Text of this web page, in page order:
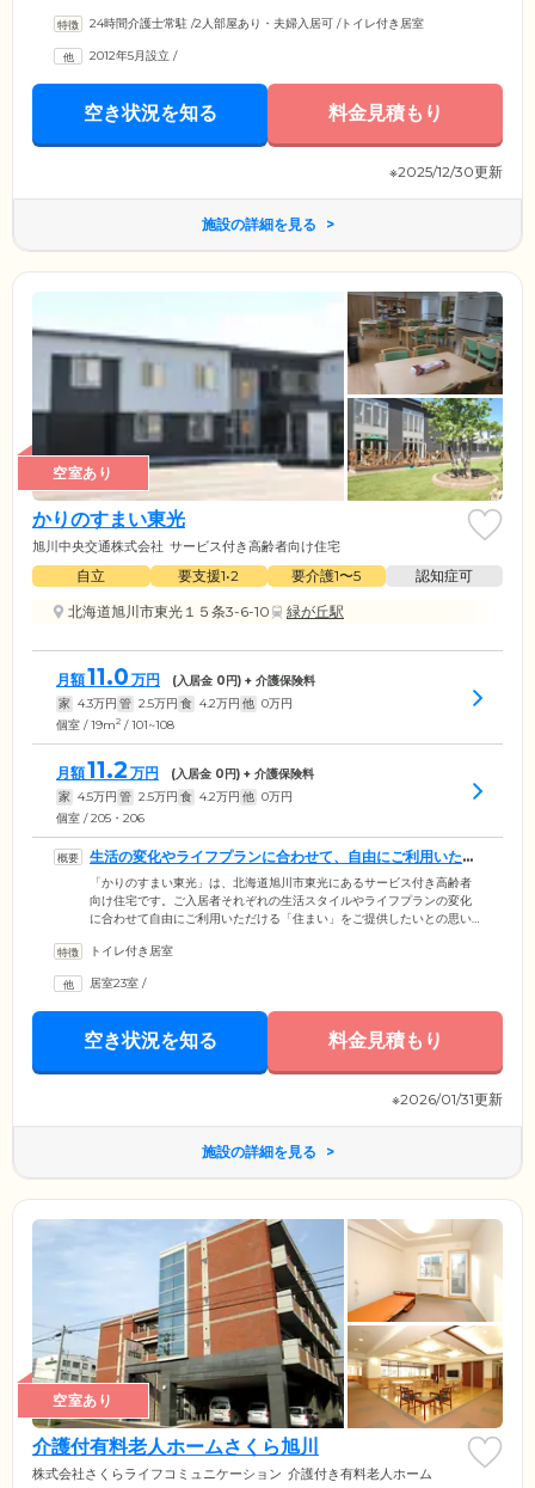
21室の個室でご用意。おひとりで過ごすのに最適な間取りと、おふたり
な時間を大切にできる環境を整えていますので、ゆっくりとおくつろぎ
ください。また、建物内は完全バリアフリー設計を採用。段差をなく
す。
24時間介護士常駐 /2人部屋あり・夫婦入居可 /トイレ付き居室
2012年5月設立 /
空き状況を知る 料金見積もり
※2025/12/30更新
施設の詳細を見る
空室あり
かりのすまい東光
旭川中央交通株式会社 サービス付き高齢者向け住宅
自立 要支援1•2 要介護1〜5
認知症可
北海道旭川市東光１５条3-6-10
緑が丘駅
月額11.0 万円 (入居金 0円) + 介護保険料
家 4.3万円 管 2.5万円 食 4.2万円 他 0万円
個室 / 19m2 / 101~108
月額11.2 万円 (入居金 0円) + 介護保険料
家 4.5万円 管 2.5万円 食 4.2万円 他 0万円
個室 / 205・206
生活の変化やライフプランに合わせて、自由にご利用いただ
けます
「かりのすまい東光」は、北海道旭川市東光にあるサービス付き高齢者
向け住宅です。ご入居者それぞれの生活スタイルやライフプランの変化
に合わせて自由にご利用いただける「住まい」をご提供したいとの思い
んだご自宅と同じようにご自分らしく生活できるよう、スタッフ一同精
屋は、全室個室。トイレ・洗面設備・テレビ配線・電話配線・LAN配線
を完備。鍵付きのお部屋になっていますので、プライバシーがしっかり
トイレ付き居室
居室23室 /
空き状況を知る 料金見積もり
※2026/01/31更新
施設の詳細を見る
空室あり
介護付有料老人ホームさくら旭川
株式会社さくらライフコミュニケーション 介護付き有料老人ホーム